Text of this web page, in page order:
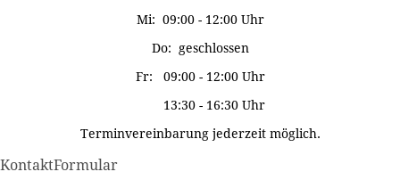
Mi: 09:00 - 12:00 Uhr
Do: geschlossen
Fr: 09:00 - 12:00 Uhr
13:30 - 16:30 Uhr
Terminvereinbarung jederzeit möglich.
KontaktFormular